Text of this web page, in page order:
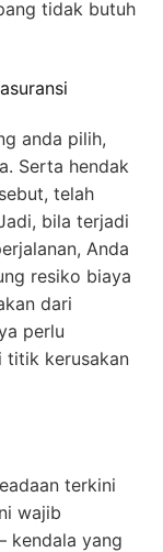
tidak butuh
anda pilih,
Serta hendak
telah
bila terjadi
Anda
resiko biaya
dari
perlu
titik kerusakan
terkini
wajib
kendala yang